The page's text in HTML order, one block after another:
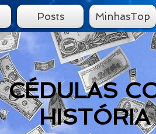
Posts MinhasTop
CÉDULAS
HISTÓRIA